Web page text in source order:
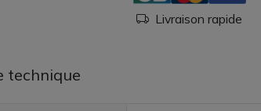
Livraison rapide
technique